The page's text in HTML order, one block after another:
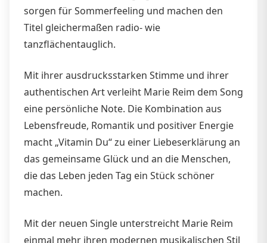
sorgen für Sommerfeeling und machen den
Titel gleichermaßen radio- wie
tanzflächentauglich.
Mit ihrer ausdrucksstarken Stimme und ihrer
authentischen Art verleiht Marie Reim dem Song
eine persönliche Note. Die Kombination aus
Lebensfreude, Romantik und positiver Energie
macht „Vitamin Du“ zu einer Liebeserklärung an
das gemeinsame Glück und an die Menschen,
die das Leben jeden Tag ein Stück schöner
machen.
Mit der neuen Single unterstreicht Marie Reim
einmal mehr ihren modernen musikalischen Stil